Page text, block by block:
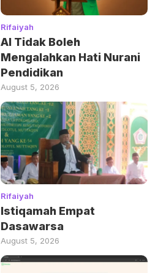
Rifaiyah
AI Tidak Boleh
Mengalahkan Hati Nurani
Pendidikan
August 5, 2026
Rifaiyah
Istiqamah Empat
Dasawarsa
August 5, 2026